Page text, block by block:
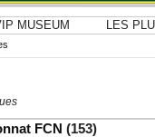
MUSEUM LES
FCN (153)